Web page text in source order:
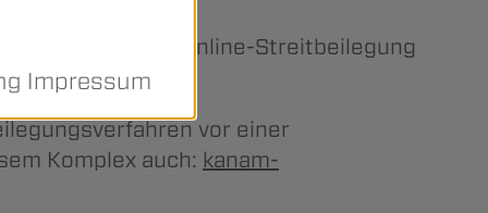
Plattform zur Online-Streitbeilegung
vor einer
Komplex auch: kanam-
Impressum